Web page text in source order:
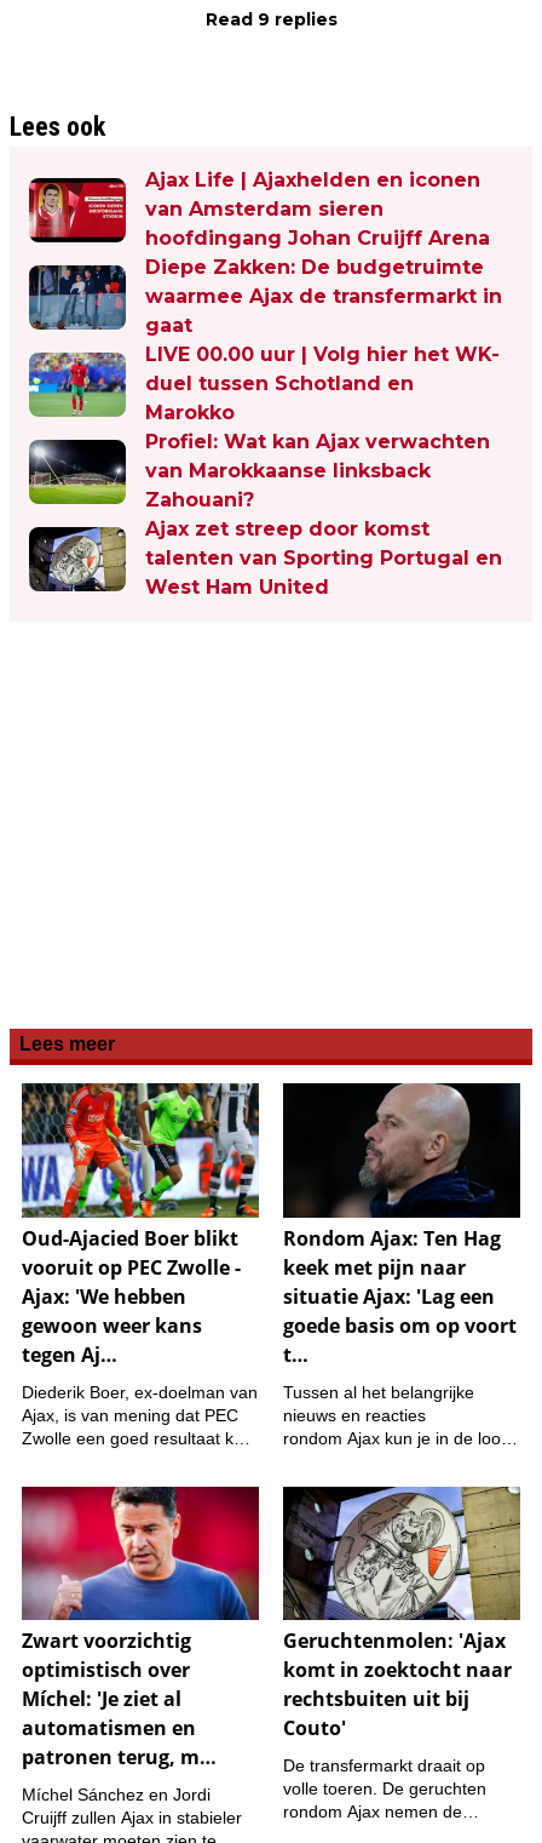
Read 9 replies
Lees ook
Ajax Life | Ajaxhelden en iconen
van Amsterdam sieren
hoofdingang Johan Cruijff Arena
Diepe Zakken: De budgetruimte
waarmee Ajax de transfermarkt in
gaat
LIVE 00.00 uur | Volg hier het WK-
duel tussen Schotland en
Marokko
Profiel: Wat kan Ajax verwachten
van Marokkaanse linksback
Zahouani?
Ajax zet streep door komst
talenten van Sporting Portugal en
West Ham United